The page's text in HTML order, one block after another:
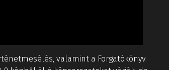
valamint a Forgatókönyv